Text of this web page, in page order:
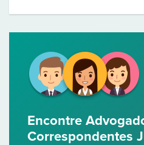
Encontre
Correspondentes